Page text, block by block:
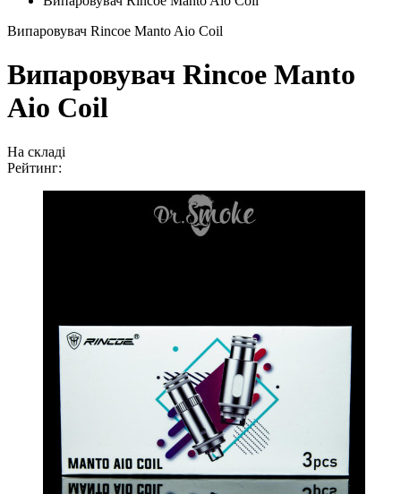
Випаровувач Rincoe Manto Aio Coil
Випаровувач Rincoe Manto
Aio Coil
На складі
Рейтинг: